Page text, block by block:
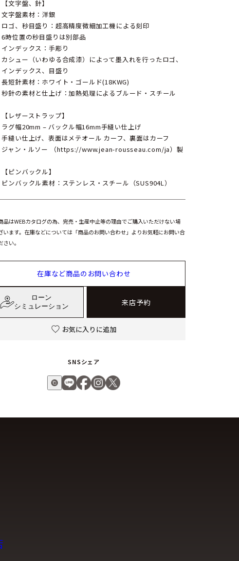
【文字盤、針】
文字盤素材：洋銀
ロゴ、秒目盛り：超高精度微細加工機による刻印
6時位置の秒目盛りは別部品
インデックス：手彫り
カシュー（いわゆる合成漆）によって墨入れを行ったロゴ、
インデックス、目盛り
長短針素材：ホワイト・ゴールド(18KWG)
秒針の素材と仕上げ：加熱処理によるブルード・スチール
【レザーストラップ】
ラグ幅20mm – バックル幅16mm手縫い仕上げ
手縫い仕上げ、表面はメテオール カーフ、裏面はカーフ
ジャン・ルソー （https://www.jean-rousseau.com/ja）製
【ピンバックル】
ピンバックル素材：ステンレス・スチール（SUS904L）
品はWEBカタログの為、完売・生産中止等の理由でご購入いただけない場
います。在庫などについては「商品のお問い合わせ」よりお気軽にお問い合
さい。
在庫など商品のお問い合わせ
ローン
シミュレーション
来店予約
お気に入りに追加
SNSシェア